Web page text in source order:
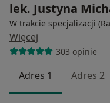
lek. Justyna
W trakcie specjalizacji
Więcej
303 opinie
Adres 1 Adres 2